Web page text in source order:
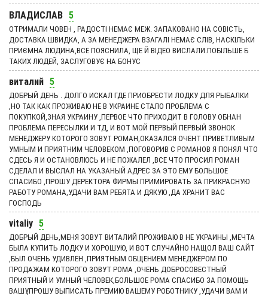
ВЛАДИСЛАВ 5
ОТРИМАЛИ ЧОВЕН , РАДОСТІ НЕМАЄ МЕЖ. ЗАПАКОВАНО НА СОВІСТЬ,
ДОСТАВКА ШВИДКА, А ЗА МЕНЕДЖЕРА ВЗАГАЛІ НЕМАЄ СЛІВ, НАСКІЛЬКИ
ПРИЄМНА ЛЮДИНА,ВСЕ ПОЯСНИЛА, ЩЕ Й ВІДЕО ВИСЛАЛИ.ПОБІЛЬШЕ Б
ТАКИХ ЛЮДЕЙ, ЗАСЛУГОВУЄ НА БОНУС
виталий 5
ДОБРЫЙ ДЕНЬ . ДОЛГО ИСКАЛ ГДЕ ПРИОБРЕСТИ ЛОДКУ ДЛЯ РЫБАЛКИ
,НО ТАК КАК ПРОЖИВАЮ НЕ В УКРАИНЕ СТАЛО ПРОБЛЕМА С
ПОКУПКОЙ,ЗНАЯ УКРАИНУ ,ПЕРВОЕ ЧТО ПРИХОДИТ В ГОЛОВУ ОБНАН
ПРОБЛЕМА ПЕРЕСЫЛКИ И ТД, И ВОТ МОЙ ПЕРВЫЙ ПЕРВЫЙ ЗВОНОК
МЕНЕДЖЕРУ КОТОРОГО ЗОВУТ РОМАН,ОКАЗАЛСЯ ОЧЕНТ ПРИВЕТЛИВЫМ
УМНЫМ И ПРИЯТНИМ ЧЕЛОВЕКОМ ,ПОГОВОРИВ С РОМАНОВ Я ПОНЯЛ ЧТО
СДЕСЬ Я И ОСТАНОВЛЮСЬ И НЕ ПОЖАЛЕЛ ,ВСЕ ЧТО ПРОСИЛ РОМАН
СДЕЛАЛ И ВЫСЛАЛ НА УКАЗАНЫЙ АДРЕС ЗА ЭТО ЕМУ БОЛЬШОЕ
СПАСИБО ,ПРОШУ ДЕРЕКТОРА ФИРМЫ ПРИМИРОВАТЬ ЗА ПРИКРАСНУЮ
РАБОТУ РОМАНА,УДАЧИ ВАМ РЕБЯТА И ДЯКУЮ ,ДА ХРАНИТ ВАС
ГОСПОДЬ
vitaliy 5
ДОБРЫЙ ДЕНЬ,МЕНЯ ЗОВУТ ВИТАЛИЙ ПРОЖИВАЮ В НЕ УКРАИНЫ ,МЕЧТА
БЫЛА КУПИТЬ ЛОДКУ И ХОРОШУЮ, И ВОТ СЛУЧАЙНО НАЩОЛ ВАШ САЙТ
,БЫЛ ОЧЕНЬ УДИВЛЕН ,ПРИЯТНЫМ ОБЩЕНИЕМ МЕНЕДЖЕРОМ ПО
ПРОДАЖАМ КОТОРОГО ЗОВУТ РОМА ,ОЧЕНЬ ДОБРОСОВЕСТНЫЙ
ПРИЯТНЫЙ И УМНЫЙ ЧЕЛОВЕК,БОЛЬШОЕ РОМА СПАСИБО ЗА ПОМОЩЬ
ВАШУ,ПРОШУ ВЫПИСАТЬ ПРЕМИЮ ВАШЕМУ РОБОТНИКУ ,УДАЧИ ВАМ И